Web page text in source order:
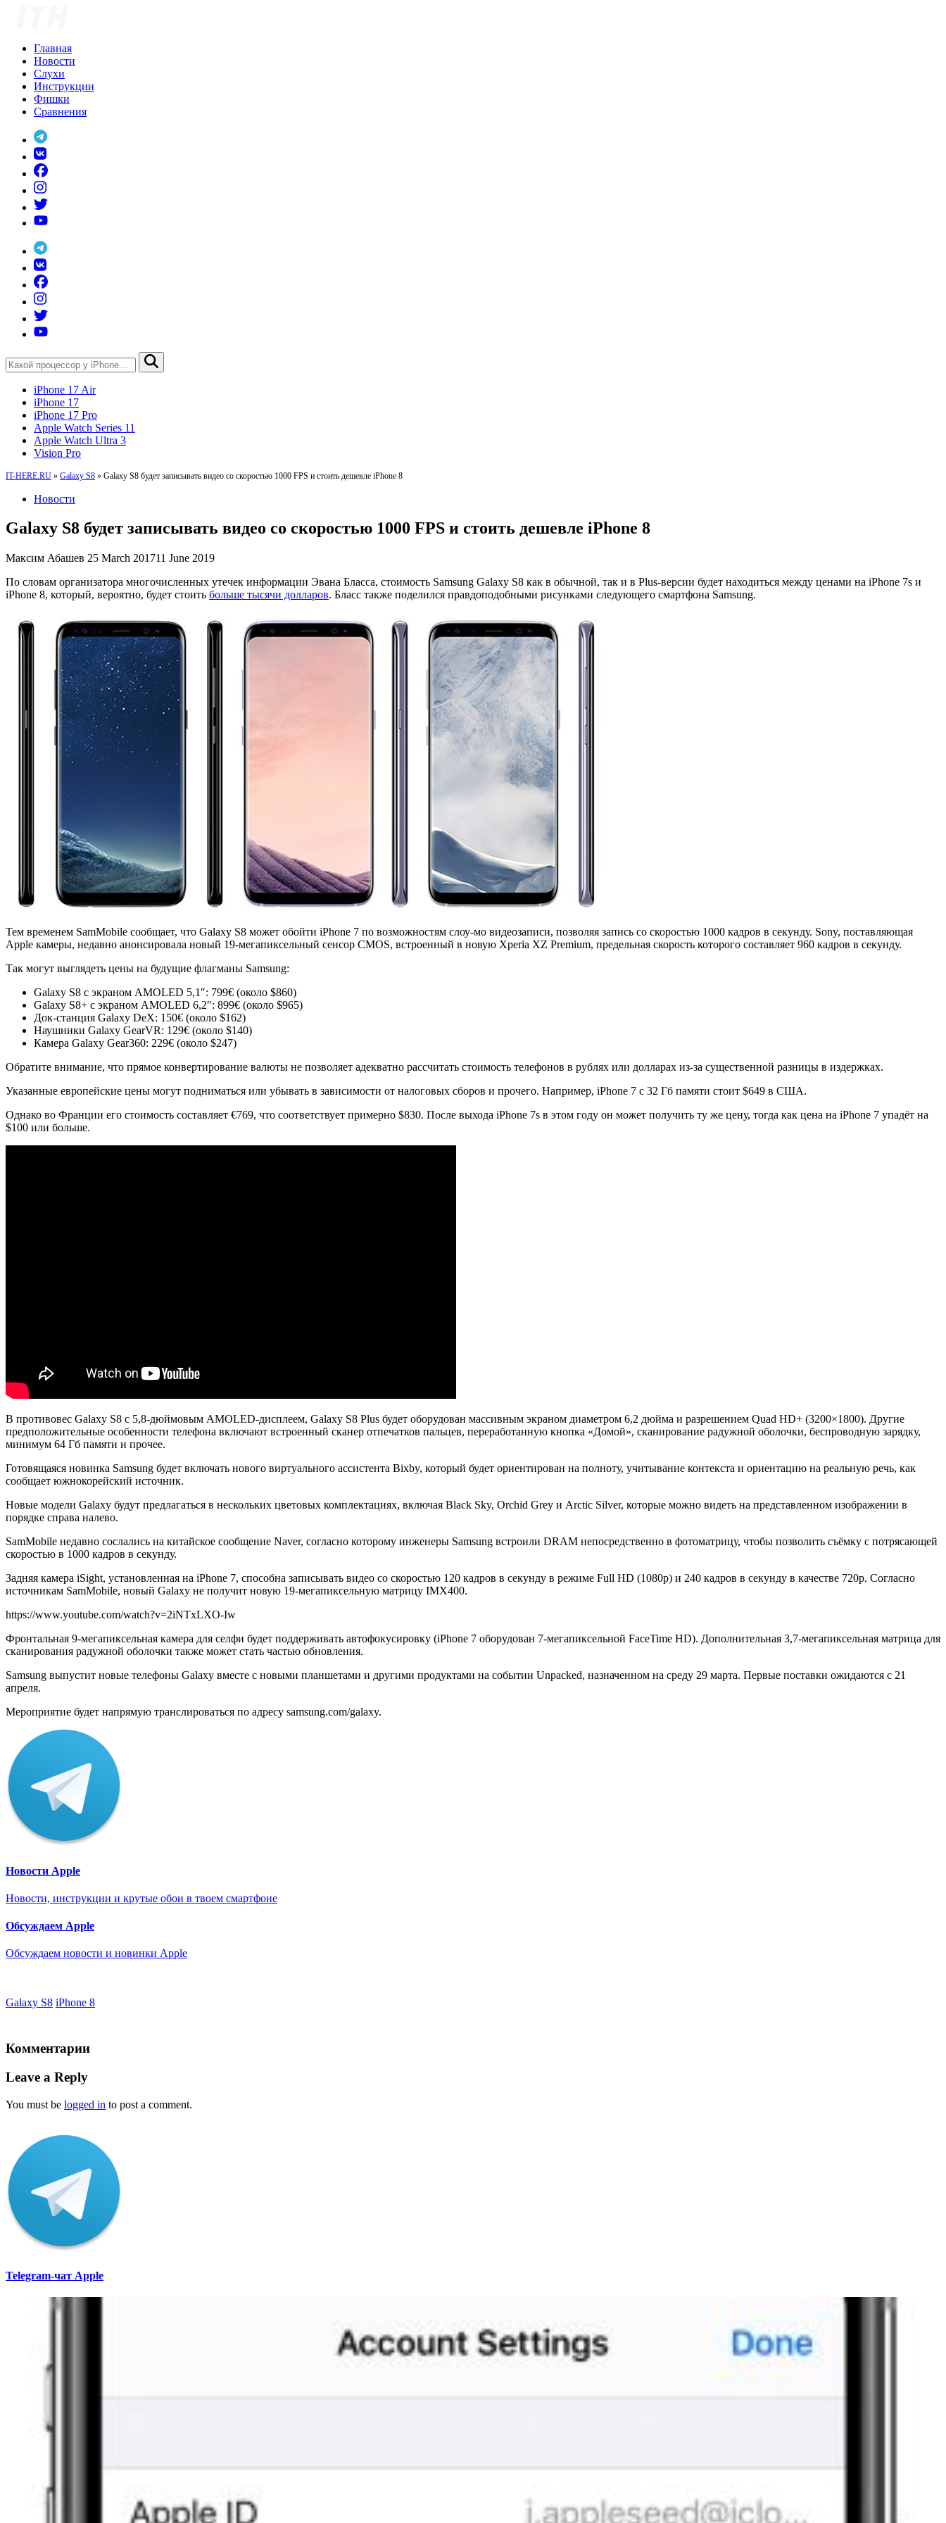
Главная
Новости
Слухи
Инструкции
Фишки
Сравнения
iPhone 17 Air
iPhone 17
iPhone 17 Pro
Apple Watch Series 11
Apple Watch Ultra 3
Vision Pro
IT-HERE.RU » Galaxy S8 » Galaxy S8 будет записывать видео со скоростью 1000 FPS и стоить дешевле iPhone 8
Новости
Galaxy S8 будет записывать видео со скоростью 1000 FPS и стоить дешевле iPhone 8
Максим Абашев 25 March 201711 June 2019
По словам организатора многочисленных утечек информации Эвана Бласса, стоимость Samsung Galaxy S8 как в обычной, так и в Plus-версии будет находиться между ценами на iPhone 7s и
iPhone 8, который, вероятно, будет стоить больше тысячи долларов. Бласс также поделился правдоподобными рисунками следующего смартфона Samsung.
Тем временем SamMobile сообщает, что Galaxy S8 может обойти iPhone 7 по возможностям слоу-мо видеозаписи, позволяя запись со скоростью 1000 кадров в секунду. Sony, поставляющая
Apple камеры, недавно анонсировала новый 19-мегапиксельный сенсор CMOS, встроенный в новую Xperia XZ Premium, предельная скорость которого составляет 960 кадров в секунду.
Так могут выглядеть цены на будущие флагманы Samsung:
Galaxy S8 с экраном AMOLED 5,1″: 799€ (около $860)
Galaxy S8+ с экраном AMOLED 6,2″: 899€ (около $965)
Док-станция Galaxy DeX: 150€ (около $162)
Наушники Galaxy GearVR: 129€ (около $140)
Камера Galaxy Gear360: 229€ (около $247)
Обратите внимание, что прямое конвертирование валюты не позволяет адекватно рассчитать стоимость телефонов в рублях или долларах из-за существенной разницы в издержках.
Указанные европейские цены могут подниматься или убывать в зависимости от налоговых сборов и прочего. Например, iPhone 7 с 32 Гб памяти стоит $649 в США.
Однако во Франции его стоимость составляет €769, что соответствует примерно $830. После выхода iPhone 7s в этом году он может получить ту же цену, тогда как цена на iPhone 7 упадёт на
$100 или больше.
В противовес Galaxy S8 с 5,8-дюймовым AMOLED-дисплеем, Galaxy S8 Plus будет оборудован массивным экраном диаметром 6,2 дюйма и разрешением Quad HD+ (3200×1800). Другие
предположительные особенности телефона включают встроенный сканер отпечатков пальцев, переработанную кнопка «Домой», сканирование радужной оболочки, беспроводную зарядку,
минимум 64 Гб памяти и прочее.
Готовящаяся новинка Samsung будет включать нового виртуального ассистента Bixby, который будет ориентирован на полноту, учитывание контекста и ориентацию на реальную речь, как
сообщает южнокорейский источник.
Новые модели Galaxy будут предлагаться в нескольких цветовых комплектациях, включая Black Sky, Orchid Grey и Arctic Silver, которые можно видеть на представленном изображении в
порядке справа налево.
SamMobile недавно сослались на китайское сообщение Naver, согласно которому инженеры Samsung встроили DRAM непосредственно в фотоматрицу, чтобы позволить съёмку с потрясающей
скоростью в 1000 кадров в секунду.
Задняя камера iSight, установленная на iPhone 7, способна записывать видео со скоростью 120 кадров в секунду в режиме Full HD (1080p) и 240 кадров в секунду в качестве 720p. Согласно
источникам SamMobile, новый Galaxy не получит новую 19-мегапиксельную матрицу IMX400.
https://www.youtube.com/watch?v=2iNTxLXO-Iw
Фронтальная 9-мегапиксельная камера для селфи будет поддерживать автофокусировку (iPhone 7 оборудован 7-мегапиксельной FaceTime HD). Дополнительная 3,7-мегапиксельная матрица для
сканирования радужной оболочки также может стать частью обновления.
Samsung выпустит новые телефоны Galaxy вместе с новыми планшетами и другими продуктами на событии Unpacked, назначенном на среду 29 марта. Первые поставки ожидаются с 21
апреля.
Мероприятие будет напрямую транслироваться по адресу samsung.com/galaxy.
Новости Apple
Новости, инструкции и крутые обои в твоем смартфоне
Обсуждаем Apple
Обсуждаем новости и новинки Apple
Galaxy S8 iPhone 8
Комментарии
Leave a Reply
You must be logged in to post a comment.
Telegram-чат Apple